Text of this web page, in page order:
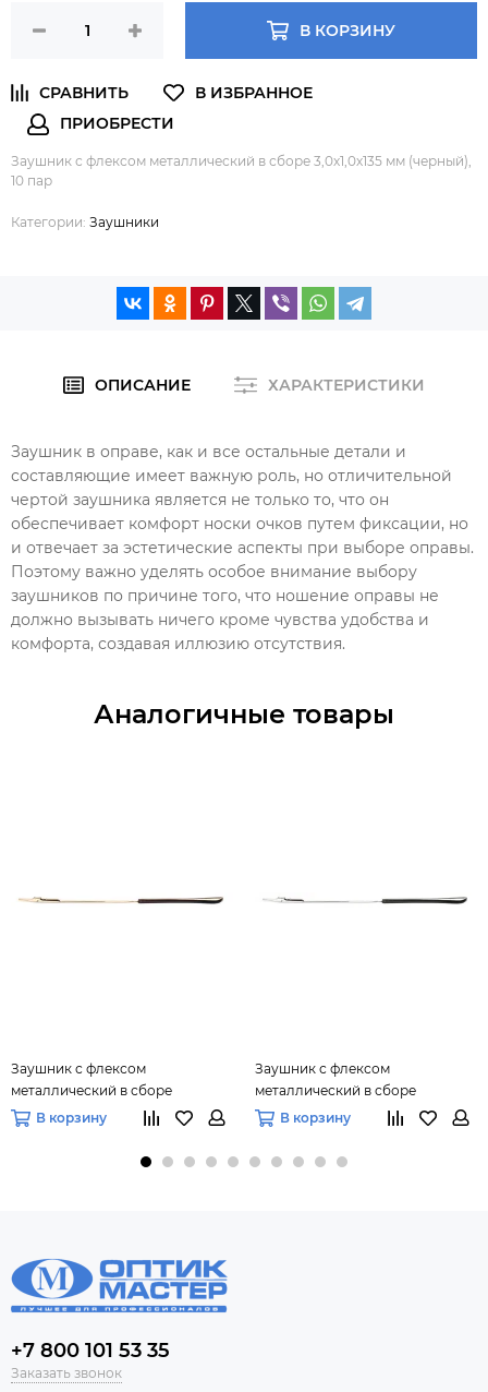
В КОРЗИНУ
Заушник с флексом металлический в сборе 3,0х1,0х135 мм (черный),
10 пар
Категории: Заушники
ОПИСАНИЕ ХАРАКТЕРИСТИКИ
Заушник в оправе, как и все остальные детали и
составляющие имеет важную роль, но отличительной
чертой заушника является не только то, что он
обеспечивает комфорт носки очков путем фиксации, но
и отвечает за эстетические аспекты при выборе оправы.
Поэтому важно уделять особое внимание выбору
заушников по причине того, что ношение оправы не
должно вызывать ничего кроме чувства удобства и
комфорта, создавая иллюзию отсутствия.
Аналогичные товары
Заушник с флексом
металлический в сборе
3,0х1,2х135 мм (золото), 10 пар
В корзину
Заушник с флексом
металлический в сборе
3,0х1,2х135 мм (серебро), 10 пар
В корзину
+7 800 101 53 35
Заказать звонок